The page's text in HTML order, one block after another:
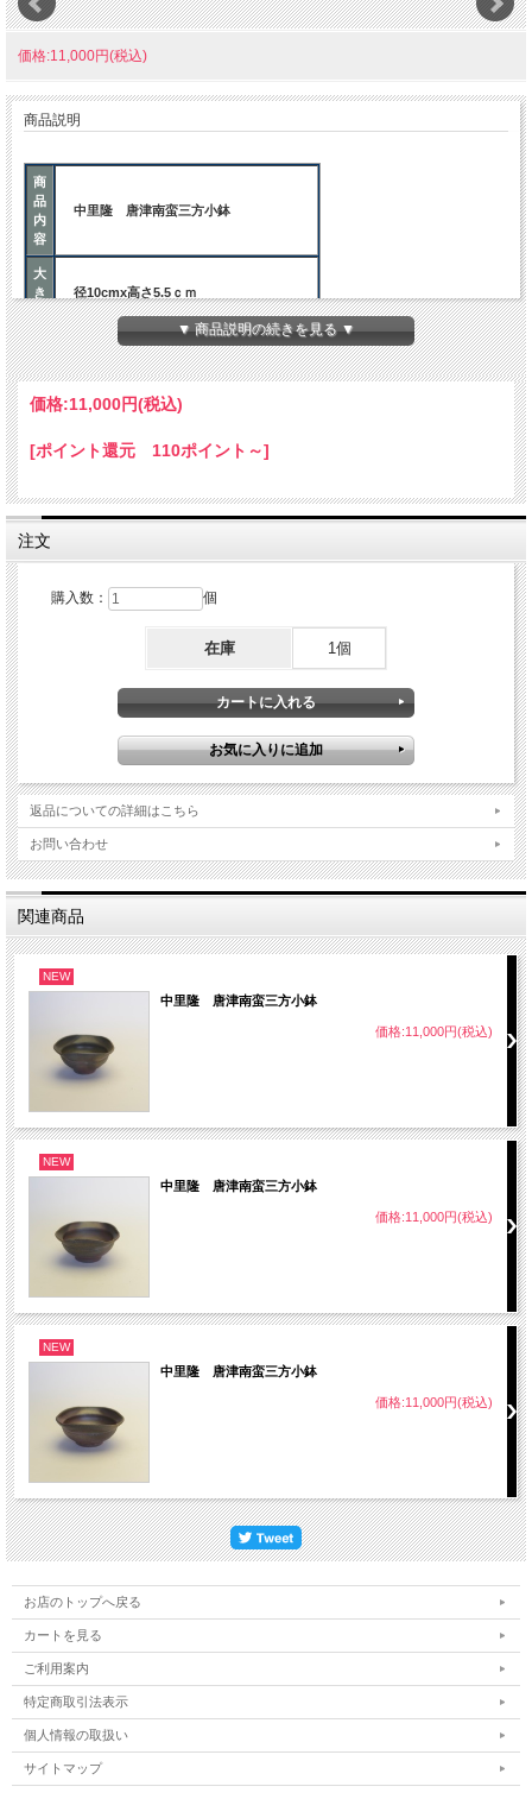
価格:11,000円(税込)
商品説明
商
品
内
容
中里隆 唐津南蛮三方小鉢
大
き
さ
径10cmx高さ5.5ｃｍ
ご
注
ご注意事項
陶器は大変吸水性の高いものです。
使い始めは、半日くらい水の中に浸し、
粉引きにつきましては、特に水分が浸み
込み易く、変色いたしますが、茶の湯の
られているものです。
お使い頂く中で器の変わりようをお楽し
▼ 商品説明の続きを見る ▼
価格:11,000円(税込)
[ポイント還元 110ポイント～]
注文
購入数： 個
在庫 1個
返品についての詳細はこちら
お問い合わせ
関連商品
NEW
中里隆 唐津南蛮三方小鉢
価格:11,000円(税込)
NEW
中里隆 唐津南蛮三方小鉢
価格:11,000円(税込)
NEW
中里隆 唐津南蛮三方小鉢
価格:11,000円(税込)
お店のトップへ戻る
カートを見る
ご利用案内
特定商取引法表示
個人情報の取扱い
サイトマップ